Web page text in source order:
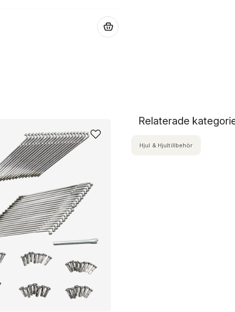
Relaterade
Hjul & Hjultillbehör